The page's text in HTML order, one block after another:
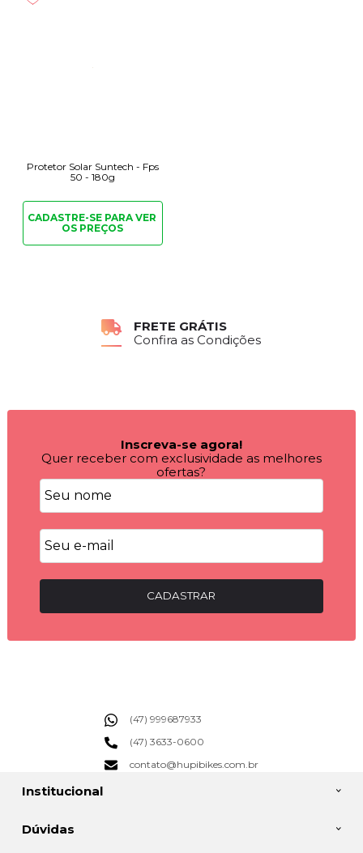
Protetor Solar Suntech - Fps
50 - 180g
CADASTRE-SE PARA VER
OS PREÇOS
FRETE GRÁTIS
Confira as Condições
Inscreva-se agora!
Quer receber com exclusividade as melhores
ofertas?
CADASTRAR
Institucional
Dúvidas
(47) 999687933
(47) 3633-0600
contato@hupibikes.com.br